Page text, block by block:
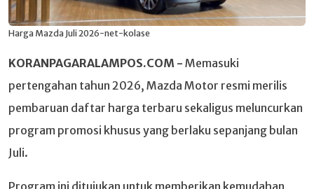
Harga Mazda Juli 2026-net-kolase
KORANPAGARALAMPOS.COM - Memasuki
pertengahan tahun 2026, Mazda Motor resmi merilis
pembaruan daftar harga terbaru sekaligus meluncurkan
program promosi khusus yang berlaku sepanjang bulan
Juli.
Program ini ditujukan untuk memberikan kemudahan